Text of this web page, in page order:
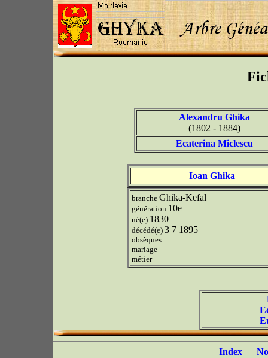
Alexandru Ghika
(1802 - 1884)
Ecaterina Miclescu
Ioan Ghika
branche Ghika-Kefal
génération 10e
né(e) 1830
décédé(e) 3 7 1895
obsèques
mariage
métier
Index